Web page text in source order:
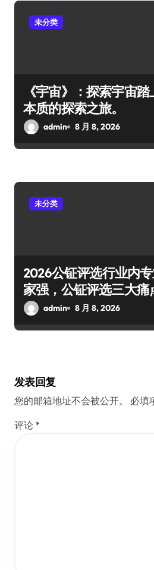
未分类
《宇宙》：探索宇宙
本质的探索之旅。
admin 8 月 8, 2026
未分类
2026公钲评选行业内
家强，公钲评选三大痛
admin 8 月 8, 2026
发表回复
您的邮箱地址不会被公开。 必填
评论 *